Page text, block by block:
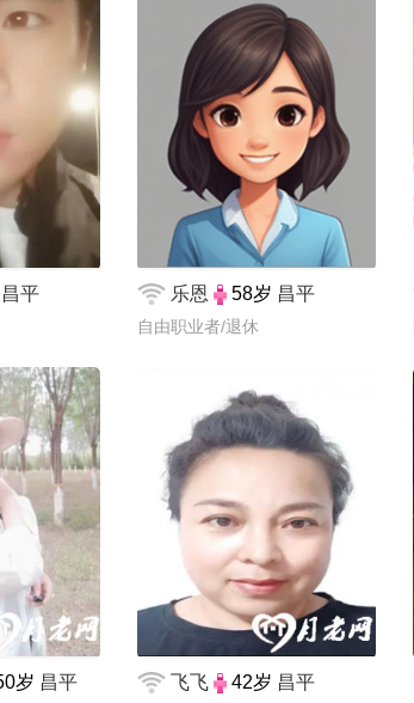
昌平 乐恩 58岁 昌平
自由职业者/退休
岁 昌平 飞飞 42岁 昌平